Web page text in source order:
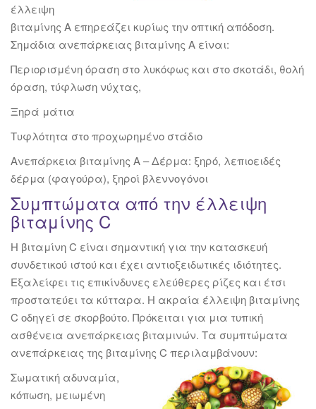
έλλειψη
βιταμίνης Α επηρεάζει κυρίως την οπτική απόδοση.
Σημάδια ανεπάρκειας βιταμίνης Α είναι:
Περιορισμένη όραση στο λυκόφως και στο σκοτάδι, θολή
όραση, τύφλωση νύχτας,
Ξηρά μάτια
Τυφλότητα στο προχωρημένο στάδιο
Ανεπάρκεια βιταμίνης Α – Δέρμα: ξηρό, λεπιοειδές
δέρμα (φαγούρα), ξηροί βλεννογόνοι
Συμπτώματα από την έλλειψη
βιταμίνης C
Η βιταμίνη C είναι σημαντική για την κατασκευή
συνδετικού ιστού και έχει αντιοξειδωτικές ιδιότητες.
Εξαλείφει τις επικίνδυνες ελεύθερες ρίζες και έτσι
προστατεύει τα κύτταρα. Η ακραία έλλειψη βιταμίνης
C οδηγεί σε σκορβούτο. Πρόκειται για μια τυπική
ασθένεια ανεπάρκειας βιταμινών. Τα συμπτώματα
ανεπάρκειας της βιταμίνης C περιλαμβάνουν:
Σωματική αδυναμία,
κόπωση, μειωμένη